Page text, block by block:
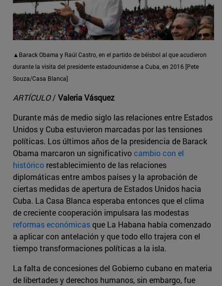
▲Barack Obama y Raúl Castro, en el partido de béisbol al que acudieron
durante la visita del presidente estadounidense a Cuba, en 2016 [Pete
Souza/Casa Blanca]
ARTÍCULO/ Valeria Vásquez
Durante más de medio siglo las relaciones entre Estados
Unidos y Cuba estuvieron marcadas por las tensiones
políticas. Los últimos años de la presidencia de Barack
Obama marcaron un significativocambio con el
histórico restablecimiento de las relaciones
diplomáticas entre ambos países y la aprobación de
ciertas medidas de apertura de Estados Unidos hacia
Cuba. La Casa Blanca esperaba entonces que el clima
de creciente cooperación impulsara las modestas
reformas económicasque La Habana había comenzado
a aplicar con antelación y que todo ello trajera con el
tiempo transformaciones políticas a la isla.
La falta de concesiones del Gobierno cubano en materia
de libertades y derechos humanos, sin embargo, fue